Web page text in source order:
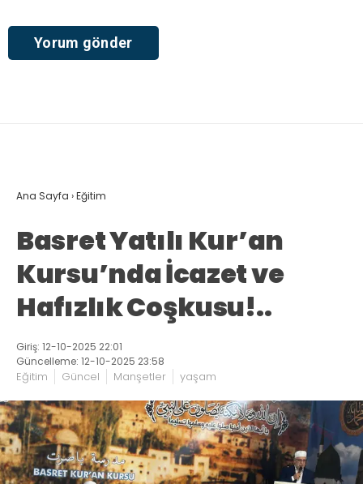
Ana Sayfa ›Eğitim
Basret Yatılı Kur’an
Kursu’nda İcazet ve
Hafızlık Coşkusu!..
Giriş: 12-10-2025 22:01
Güncelleme: 12-10-2025 23:58
Eğitim Güncel Manşetler yaşam